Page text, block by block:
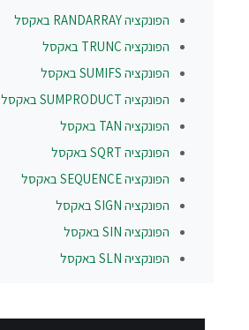
הפונקציהRANDARRAY באקסל
הפונקציה TRUNC באקסל
הפונקציה SUMIFS באקסל
הפונקציה SUMPRODUCT באקסל
הפונקציה TAN באקסל
הפונקציה SQRT באקסל
הפונקציהSEQUENCE באקסל
הפונקציה SIGN באקסל
הפונקציה SIN באקסל
הפונקציה SLN באקסל